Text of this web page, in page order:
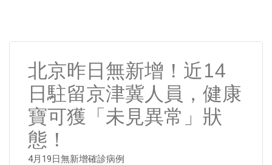
北京昨日無新增！近14
日駐留京津冀人員，健康
寶可獲「未見異常」狀
態！
4月19日無新增確診病例